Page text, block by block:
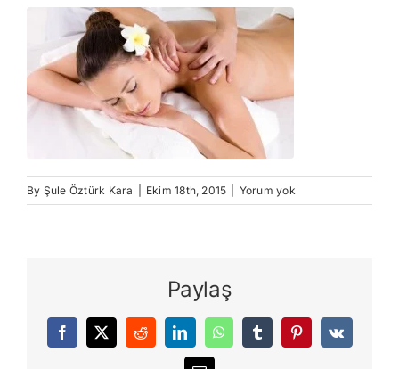
By Şule Öztürk Kara Ekim 18th, 2015 Yorum yok
Paylaş
Facebook
X RedditLinkedInWhatsAppTumblrPinterest
Vk